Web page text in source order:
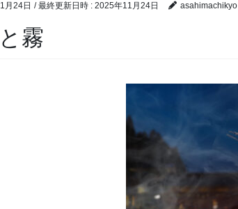
月24日 / 最終更新日時 : 2025年11月24日 asahimachikyo
霧